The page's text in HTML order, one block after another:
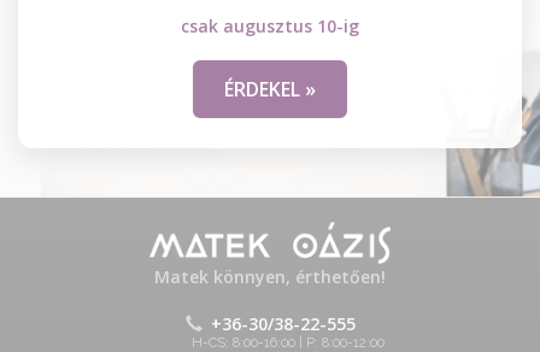
csak augusztus 10-ig
ÉRDEKEL »
Matek könnyen, érthetően!
+36-30/38-22-555
H-CS: 8:00-16:00 | P: 8:00-12:00